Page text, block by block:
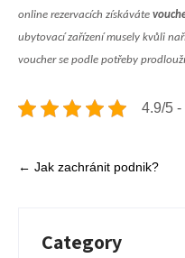
online rezervacích získáváte
ubytovací zařízení musely kvůli
voucher se podle potřeby
4.9/5 -
Post
← Jak zachránit podnik?
Category